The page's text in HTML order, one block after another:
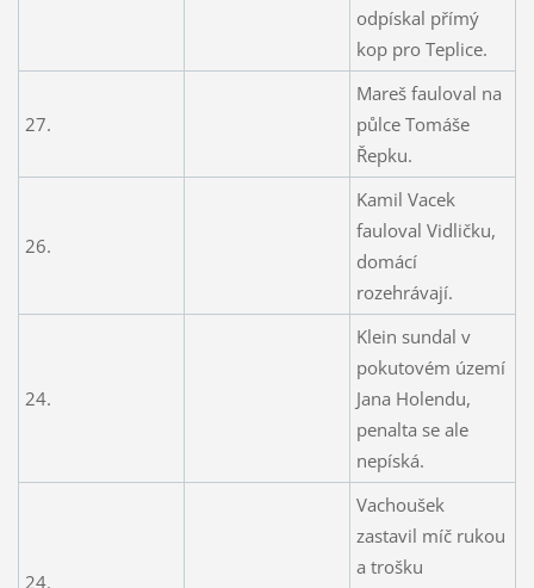
odpískal přímý
kop pro Teplice.
27.
Mareš fauloval na
půlce Tomáše
Řepku.
26.
Kamil Vacek
fauloval Vidličku,
domácí
rozehrávají.
24.
Klein sundal v
pokutovém území
Jana Holendu,
penalta se ale
nepíská.
24.
Vachoušek
zastavil míč rukou
a trošku